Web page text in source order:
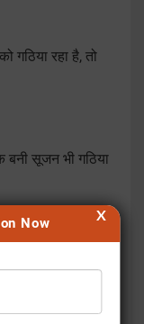
Now X
गठिया रहा है, तो
बनी सूजन भी गठिया
प्रवाह और